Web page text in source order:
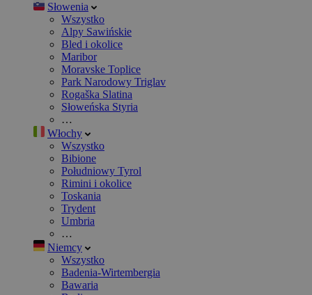
Słowenia
Wszystko
Alpy Sawińskie
Bled i okolice
Maribor
Moravske Toplice
Park Narodowy Triglav
Rogaška Slatina
Słoweńska Styria
…
Włochy
Wszystko
Bibione
Południowy Tyrol
Rimini i okolice
Toskania
Trydent
Umbria
…
Niemcy
Wszystko
Badenia-Wirtembergia
Bawaria